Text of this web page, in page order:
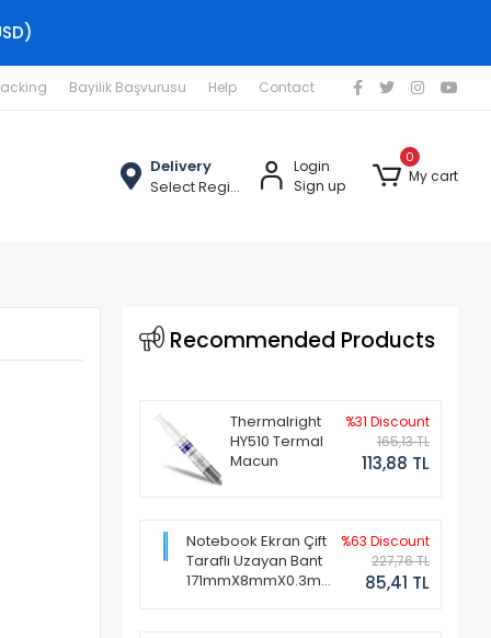
Bayilik Başvurusu Help Contact
Delivery
Select Region
Login
Sign up
0
My cart
Recommended Products
Thermalright
HY510 Termal
Macun
%31 Discount
165,13 TL
113,88 TL
Notebook Ekran Çift
Taraflı Uzayan Bant
171mmX8mmX0.3mm
%63 Discount
227,76 TL
85,41 TL